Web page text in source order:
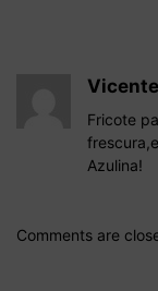
Fricote
Azulina!
Comments are